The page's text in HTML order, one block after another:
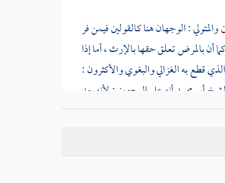
والمتولي: الوجهان هنا كالقولين فيمن فر
أن بالمرض تعلق حقها بالإرث ، أما إذا
قطع بهالغزاليوالبغويوالأكثرون :
أبي محمد أنه على الوجهين ; لأنه يعد